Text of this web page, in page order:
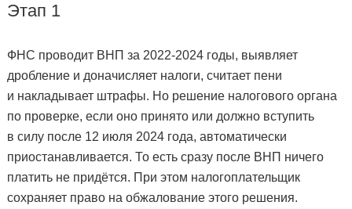
Этап 1
ФНС проводит ВНП за 2022-2024 годы, выявляет
дробление и доначисляет налоги, считает пени
и накладывает штрафы. Но решение налогового органа
по проверке, если оно принято или должно вступить
в силу после 12 июля 2024 года, автоматически
приостанавливается. То есть сразу после ВНП ничего
платить не придётся. При этом налогоплательщик
сохраняет право на обжалование этого решения.